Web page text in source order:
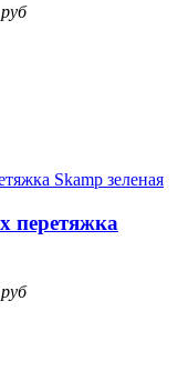
руб
перетяжка
руб